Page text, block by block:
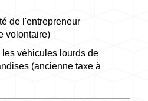
de l'entrepreneur
volontaire)
véhicules lourds de
(ancienne taxe à